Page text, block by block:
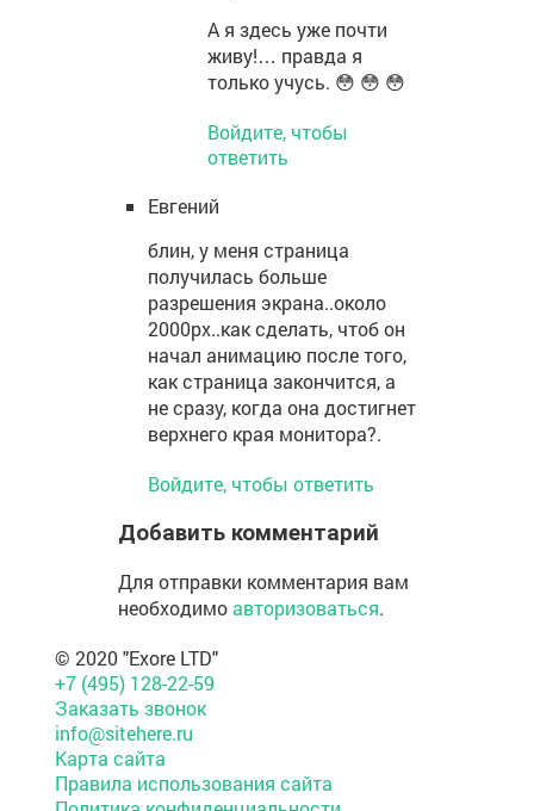
А я здесь уже почти
живу!… правда я
только учусь. 😳 😳 😳
Войдите, чтобы
ответить
Евгений
блин, у меня страница
получилась больше
разрешения экрана..около
2000px..как сделать, чтоб он
начал анимацию после того,
как страница закончится, а
не сразу, когда она достигнет
верхнего края монитора?.
Войдите, чтобы ответить
Добавить комментарий
Для отправки комментария вам
необходимоавторизоваться.
© 2020 "Exore LTD"
+7 (495) 128-22-59
Заказать звонок
info@sitehere.ru
Карта сайта
Правила использования сайта